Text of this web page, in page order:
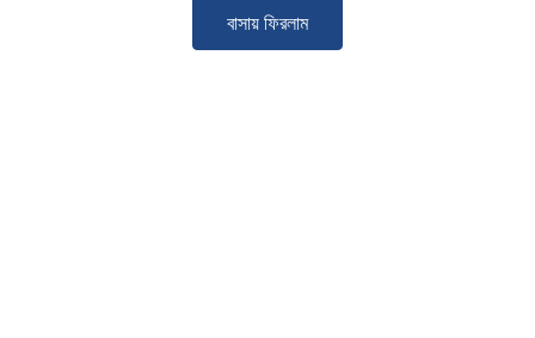
বাসায় ফিরলাম